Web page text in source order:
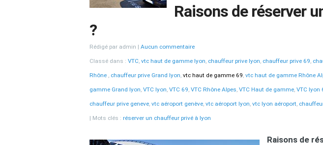
Raisons de réserver
?
Rédigé par admin Aucun commentaire
Classé dans : VTC, vtc haut de gamme lyon, chauffeur prive lyon, chauffeur prive 69,
Rhône , chauffeur prive Grand lyon, vtc haut de gamme 69, vtc haut de gamme Rhône
gamme Grand lyon, VTC lyon, VTC 69, VTC Rhône Alpes, VTC Haut de gamme, VTC lyon
chauffeur prive geneve, vtc aéroport genève, vtc aéroport lyon, vtc lyon aéroport,
Mots clés : réserver un chauffeur privé à lyon
Raisons de